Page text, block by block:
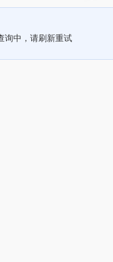
询中，请刷新重试